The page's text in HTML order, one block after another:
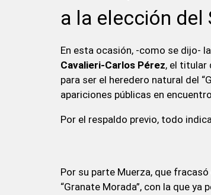
a la elección del
En esta ocasión, -como se dijo-
Cavalieri-Carlos Pérez, el titular
para ser el heredero natural del
apariciones públicas en
Por el respaldo previo, todo
Por su parte Muerza, que
“Granate Morada”, con la que